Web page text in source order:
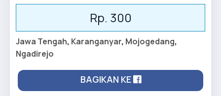
Rp. 300
Jawa Tengah, Karanganyar, Mojogedang,
Ngadirejo
BAGIKAN KE